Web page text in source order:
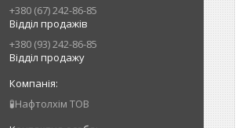
+380 (67) 242-86-85
Відділ продажів
+380 (93) 242-86-85
Відділ продажу
🧪Нафтолхім ТОВ